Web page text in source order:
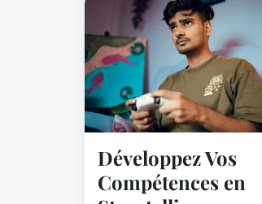
Développez Vos
Compétences en